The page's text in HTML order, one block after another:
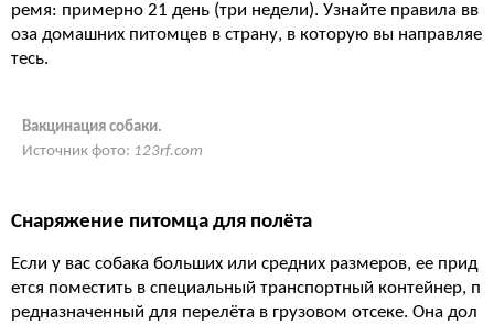
ремя: примерно 21 день (три недели). Узнайте правила вв
оза домашних питомцев в страну, в которую вы направляе
тесь.
Вакцинация собаки.
Источник фото: 123rf.com
Снаряжение питомца для полёта
Если у вас собака больших или средних размеров, ее прид
ется поместить в специальный транспортный контейнер, п
редназначенный для перелёта в грузовом отсеке. Она дол